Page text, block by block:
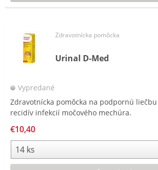
Zdravotnícka pomôcka
Urinal D-Med
Vypredané
Zdravotnícka pomôcka na podpornú
recidív infekcií močového mechúra.
€10,40